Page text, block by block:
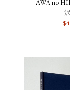
AWA no
$